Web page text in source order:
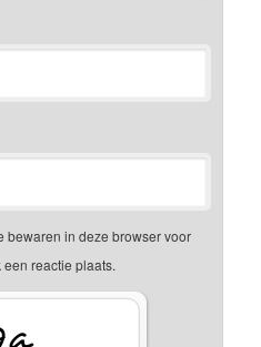
bewaren in deze browser voor
reactie plaats.